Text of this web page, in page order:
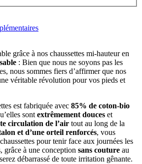
grâce à nos chaussettes mi-hauteur en
: Bien que nous ne soyons pas les
nous sommes fiers d’affirmer que nos
véritable révolution pour vos pieds et
est fabriquée avec 85% de coton-bio
sontextrêmement douces et
circulation de l’air tout au long de la
et d’une orteil renforcés, vous
pour tenir face aux journées les
grâce à une conception sans couture au
débarrassé de toute irritation gênante.